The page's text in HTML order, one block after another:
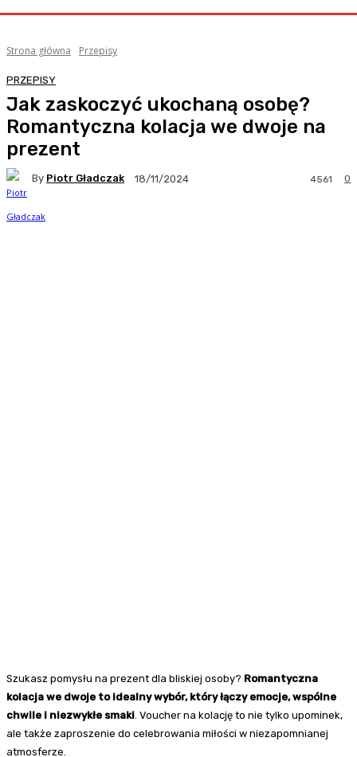
Strona główna Przepisy
PRZEPISY
Jak zaskoczyć ukochaną osobę?
Romantyczna kolacja we dwoje na
prezent
By Piotr Gładczak 18/11/2024 0
4561
Szukasz pomysłu na prezent dla bliskiej osoby? Romantyczna
kolacja we dwoje to idealny wybór, który łączy emocje, wspólne
chwile i niezwykłe smaki . Voucher na kolację to nie tylko upominek,
ale także zaproszenie do celebrowania miłości w niezapomnianej
atmosferze.